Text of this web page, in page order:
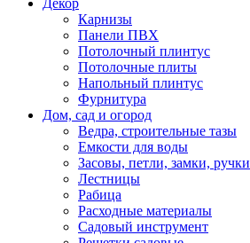
Декор
Карнизы
Панели ПВХ
Потолочный плинтус
Потолочные плиты
Напольный плинтус
Фурнитура
Дом, сад и огород
Ведра, строительные тазы
Емкости для воды
Засовы, петли, замки, ручки
Лестницы
Рабица
Расходные материалы
Садовый инструмент